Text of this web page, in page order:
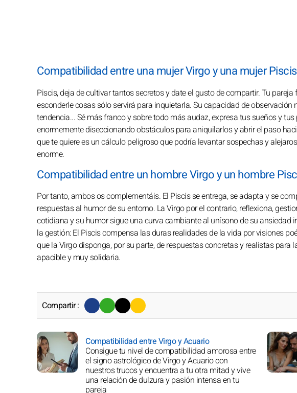
Compatibilidad entre una mujer Virgo y una mujer Piscis
Piscis, deja de cultivar tantos secretos y date el gusto de compartir. Tu
esconderle cosas sólo servirá para inquietarla. Su capacidad de observación
tendencia... Sé más franco y sobre todo más audaz, expresa tus sueños y
enormemente diseccionando obstáculos para aniquilarlos y abrir el paso
que te quiere es un cálculo peligroso que podría levantar sospechas y
enorme.
Compatibilidad entre un hombre Virgo y un hombre
Por tanto, ambos os complementáis. El Piscis se entrega, se adapta y se
respuestas al humor de su entorno. La Virgo por el contrario, reflexiona,
cotidiana y su humor sigue una curva cambiante al unísono de su ansiedad
la gestión: El Piscis compensa las duras realidades de la vida por visiones
que la Virgo disponga, por su parte, de respuestas concretas y realistas
apacible y muy solidaria.
Compartir :
Compatibilidad entre Virgo y Acuario
Consigue tu nivel de compatibilidad amorosa entre
el signo astrológico de Virgo y Acuario con
nuestros trucos y encuentra a tu otra mitad y vive
una relación de dulzura y pasión intensa en tu
pareja